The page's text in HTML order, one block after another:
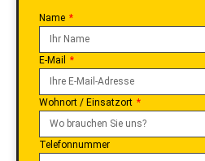
Name
E-Mail
Wohnort / Einsatzort
Telefonnummer